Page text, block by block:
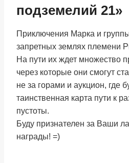
подземелий 21»
Приключения Марка и
запретных землях племени
На пути их ждет множество
через которые они смогут
не за горами и аукцион, где
таинственная карта пути к
пустоты.
Буду признателен за Ваши
награды! =)